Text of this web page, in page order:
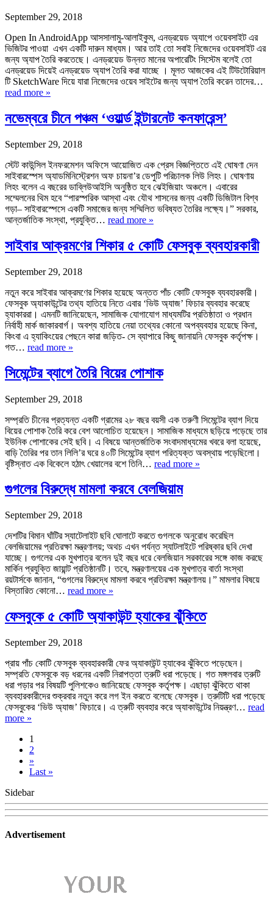
September 29, 2018
Open In AndroidApp আসসালামু-আলাইকুম, এনড্রয়েড অ্যাপে ওয়েবসাইট এর
ভিজিটর পাওয়া এখন একটি দারুন মাধ্যম। আর তাই তো সবাই নিজেদের ওয়েবসাইট এর
জন্য অ্যাপ তৈরি করতেছে। এনড্রয়েড উন্নত মানের অপারেটিং সিস্টেম বলেই তো
এনড্রয়েড দিয়েই এনড্রয়েড অ্যাপ তৈরি করা যাচ্ছে । মূলত আজকের এই টিউটোরিয়াল
টি SketchWare দিয়ে যারা নিজেদের ওয়েব সাইটের জন্য অ্যাপ তৈরি করেন তাদের…
read more »
নভেম্বরে চীনে পঞ্চম ‘ওয়ার্ল্ড ইন্টারনেট কনফারেন্স’
September 29, 2018
স্টেট কাউন্সিল ইনফরমেশন অফিসে আয়োজিত এক প্রেস বিজ্ঞপ্তিতে এই ঘোষণা দেন
সাইবারস্পেস অ্যাডমিনিস্ট্রেশন অফ চায়না’র ডেপুটি পরিচালক লিউ লিহং। ঘোষণায়
লিহং বলেন এ বছরের ডাব্লিউআইসি অনুষ্ঠিত হবে ঝেইজিয়াং অঞ্চলে। এবারের
সম্মেলনের থিম হবে “পারস্পরিক আস্থা এবং যৌথ শাসনের জন্য একটি ডিজিটাল বিশ্ব
গড়া– সাইবারস্পেসে একটি সমাজের জন্য সম্মিলিত ভবিষ্যত তৈরির লক্ষ্যে।” সরকার,
আন্তর্জাতিক সংস্থা, প্রযুক্তি… read more »
সাইবার আক্রমণের শিকার ৫ কোটি ফেসবুক ব্যবহারকারী
September 29, 2018
নতুন করে সাইবার আক্রমণের শিকার হয়েছে অন্তত পাঁচ কোটি ফেসবুক ব্যবহারকারী।
ফেসবুক অ্যাকাউন্টের তথ্য হাতিয়ে নিতে এবার ‘ভিউ অ্যাজ’ ফিচার ব্যবহার করেছে
হ্যাকাররা। এমনটি জানিয়েছেন, সামাজিক যোগাযোগ মাধ্যমটির প্রতিষ্ঠাতা ও প্রধান
নির্বাহী মার্ক জাকারবার্গ। অবশ্য হাতিয়ে নেয়া তথ্যের কোনো অপব্যবহার হয়েছে কিনা,
কিংবা এ হ্যাকিংয়ের পেছনে কারা জড়িত- সে ব্যাপারে কিছু জানায়নি ফেসবুক কর্তৃপক্ষ।
গত… read more »
সিমেন্টের ব্যাগে তৈরি বিয়ের পোশাক
September 29, 2018
সম্প্রতি চীনের প্রত্যন্ত একটি গ্রামের ২৮ বছর বয়সী এক তরুণী সিমেন্টের ব্যাগ দিয়ে
বিয়ের পোশাক তৈরি করে বেশ আলোচিত হয়েছেন। সামাজিক মাধ্যমে ছড়িয়ে পড়েছে তার
ইউনিক পোশাকের সেই ছবি। এ বিষয়ে আন্তর্জাতিক সংবাদমাধ্যমের খবরে বলা হয়েছে,
বাড়ি তৈরির পর তান লিলি’র ঘরে ৪০টি সিমেন্টের ব্যাগ পরিত্যক্ত অবস্থায় পড়েছিলো।
বৃষ্টিস্নাত এক বিকেলে হঠাৎ খেয়ালের বশে তিনি… read more »
গুগলের বিরুদ্ধে মামলা করবে বেলজিয়াম
September 29, 2018
দেশটির বিমান ঘাঁটির স্যাটেলাইট ছবি ঘোলাটে করতে গুগলকে অনুরোধ করেছিল
বেলজিয়ামের প্রতিরক্ষা মন্ত্রণালয়; অথচ এখন পর্যন্ত স্যাটলাইটে পরিষ্কার ছবি দেখা
যাচ্ছে। গুগলের এক মুখপাত্র বলেন দুই বছর ধরে বেলজিয়ান সরকারের সঙ্গে কাজ করছে
মার্কিন প্রযুক্তি জায়ান্ট প্রতিষ্ঠানটি। তবে, মন্ত্রণালয়ের এক মুখপাত্র বার্তা সংস্থা
রয়টার্সকে জানান, “গুগলের বিরুদ্ধে মামলা করবে প্রতিরক্ষা মন্ত্রণালয়।” মামলার বিষয়ে
বিস্তারিত কোনো… read more »
ফেসবুকে ৫ কোটি অ্যাকাউন্ট হ্যাকের ঝুঁকিতে
September 29, 2018
প্রায় পাঁচ কোটি ফেসবুক ব্যবহারকারী ফের অ্যাকাউন্ট হ্যাকের ঝুঁকিতে পড়েছেন।
সম্প্রতি ফেসবুকে বড় ধরনের একটি নিরাপত্তা ত্রুটি ধরা পড়েছে। গত মঙ্গলবার ত্রুটি
ধরা পড়ার পর বিষয়টি পুলিশকেও জানিয়েছে ফেসবুক কর্তৃপক্ষ। এছাড়া ঝুঁকিতে থাকা
ব্যবহারকারীদের শুক্রবার নতুন করে লগ ইন করতে বলেছে ফেসবুক। ত্রুটিটি ধরা পড়েছে
ফেসবুকের ‘ভিউ অ্যাজ’ ফিচারে। এ ত্রুটি ব্যবহার করে অ্যাকাউন্টের নিয়ন্ত্রণ… read
more »
1
2
»
Last »
Sidebar
Advertisement